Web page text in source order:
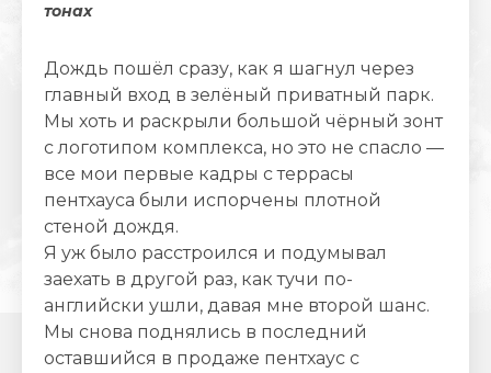
тонах
Дождь пошёл сразу, как я шагнул через
главный вход в зелёный приватный парк.
Мы хоть и раскрыли большой чёрный зонт
с логотипом комплекса, но это не спасло —
все мои первые кадры с террасы
пентхауса были испорчены плотной
стеной дождя.
Я уж было расстроился и подумывал
заехать в другой раз, как тучи по-
английски ушли, давая мне второй шанс.
Мы снова поднялись в последний
оставшийся в продаже пентхаус с